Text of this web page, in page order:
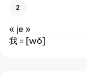
2
« je »
我 = [wǒ]